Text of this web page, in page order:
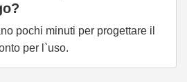
pochi minuti per progettare il
per l`uso.